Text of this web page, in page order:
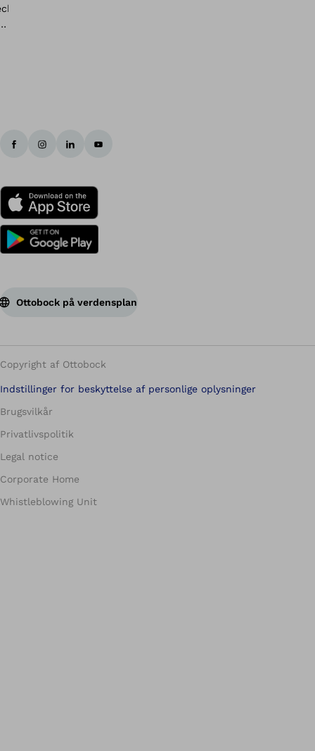
Ottobock på verdensplan
Copyright af Ottobock
Indstillinger for beskyttelse af personlige oplysninger
Brugsvilkår
Privatlivspolitik
Legal notice
Corporate Home
Whistleblowing Unit